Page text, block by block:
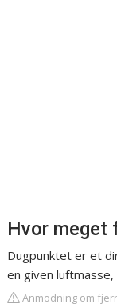
Hvor meget
Dugpunktet er et
en given
Anmodning om